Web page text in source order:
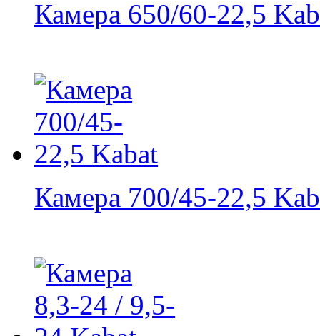
Камера 650/60-22,5
Камера 700/45-22,5